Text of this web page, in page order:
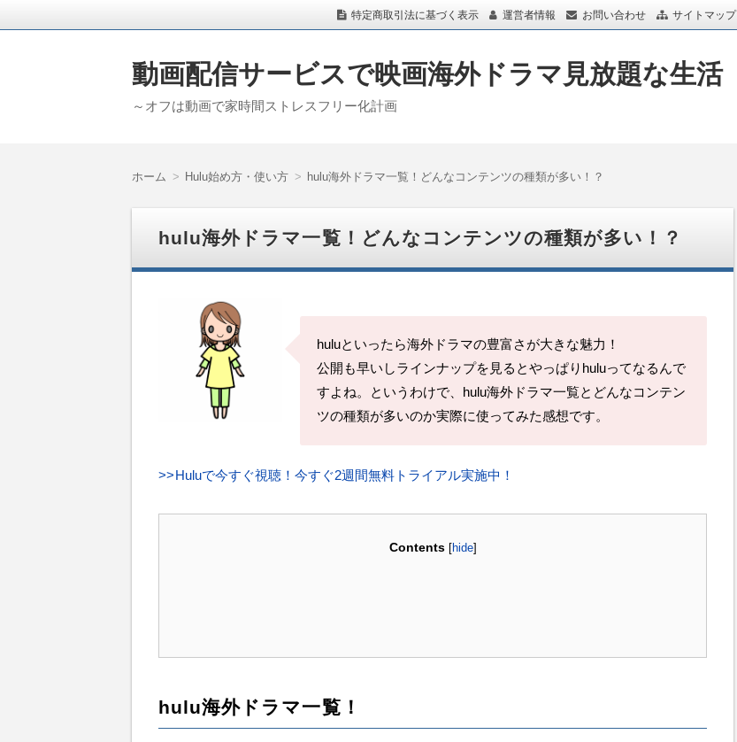
特定商取引法に基づく表示 運営者情報 お問い合わせ サイトマップ
動画配信サービスで映画海外ドラマ見放題な生活
～オフは動画で家時間ストレスフリー化計画
ホーム Hulu始め方・使い方 hulu海外ドラマ一覧！どんなコンテンツの種類が多い！？
hulu海外ドラマ一覧！どんなコンテンツの種類が多い！？
huluといったら海外ドラマの豊富さが大きな魅力！
公開も早いしラインナップを見るとやっぱりhuluってなるんで
すよね。というわけで、hulu海外ドラマ一覧とどんなコンテン
ツの種類が多いのか実際に使ってみた感想です。
>>Huluで今すぐ視聴！今すぐ2週間無料トライアル実施中！
Contents [hide]
hulu海外ドラマ一覧！